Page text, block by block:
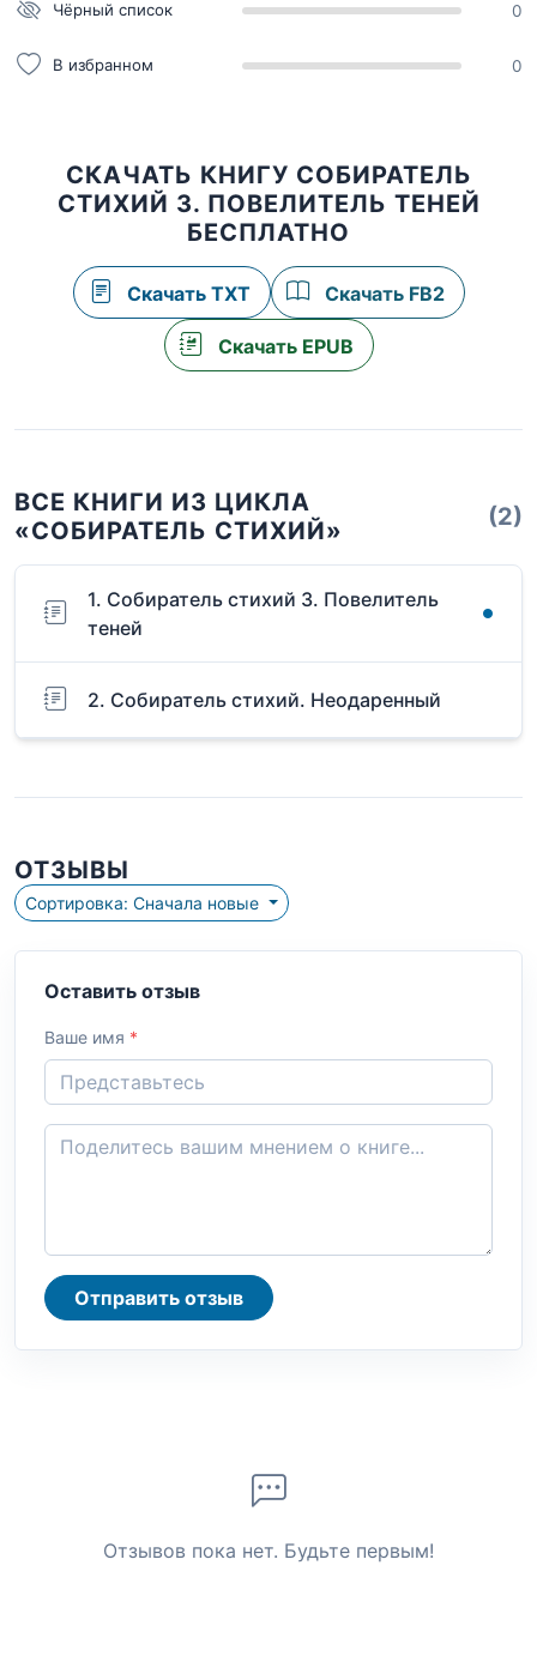
Чёрный список 0
В избранном 0
СКАЧАТЬ КНИГУ СОБИРАТЕЛЬ
СТИХИЙ 3. ПОВЕЛИТЕЛЬ ТЕНЕЙ
БЕСПЛАТНО
Скачать TXT Скачать FB2
Скачать EPUB
ВСЕ КНИГИ ИЗ ЦИКЛА
«СОБИРАТЕЛЬ СТИХИЙ»
(2)
1. Собиратель стихий 3. Повелитель
теней
2. Собиратель стихий. Неодаренный
ОТЗЫВЫ
Сортировка: Сначала новые
Оставить отзыв
Ваше имя *
Отправить отзыв
Отзывов пока нет. Будьте первым!